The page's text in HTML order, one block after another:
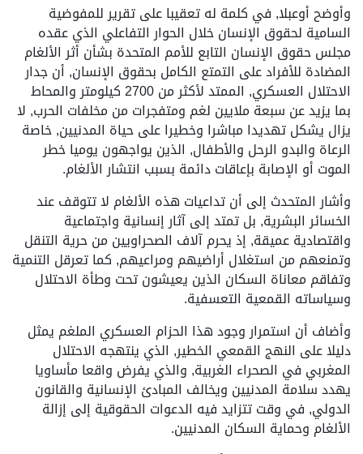
وأوضح أوعبلا, في كلمة له تعقيبا على تقرير للمفوضية
السامية لحقوق الإنسان خلال الحوار التفاعلي الذي عقده
مجلس حقوق الإنسان التابع للأمم المتحدة بشأن أثر الألغام
المضادة للأفراد على التمتع الكامل بحقوق الإنسان, أن جدار
الاحتلال العسكري, الممتد لأكثر من 2700 كيلومتر والمحاط
بما يزيد عن سبعة ملايين لغم ومتفجرات من مخلفات الحرب, لا
يزال يشكل تهديدا مباشرا وخطيرا على حياة المدنيين, خاصة
الرعاة والبدو الرحل والأطفال, الذين يواجهون يوميا خطر
الموت أو الإصابة بإعاقات دائمة بسبب انتشار الألغام.
وأشار المتحدث إلى أن تداعيات هذه الألغام لا تتوقف عند
الخسائر البشرية, بل تمتد إلى آثار إنسانية واجتماعية
واقتصادية عميقة, إذ يحرم آلاف الصحراويين من حرية التنقل
وتمنعهم من استغلال أراضيهم ومراعيهم, كما تعرقل التنمية
وتفاقم معاناة السكان الذين يعيشون تحت وطأة الاحتلال
وسياساته القمعية التعسفية.
وأضاف أن استمرار وجود هذا الحزام العسكري الملغم يمثل
دليلا على النهج القمعي الخطير, الذي ينتهجه الاحتلال
المغربي في الصحراء الغربية, والذي يفرض واقعا مأساويا
يهدد سلامة المدنيين ويخالف المبادئ الإنسانية والقانون
الدولي, في وقت تتزايد فيه الدعوات الحقوقية إلى إزالة
الألغام وحماية السكان المدنيين.